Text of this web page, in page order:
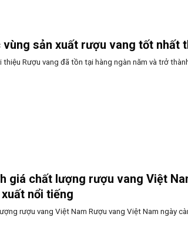
vùng sản xuất rượu vang tốt nhất
thiệu Rượu vang đã tồn tại hàng ngàn năm và trở
giá chất lượng rượu vang Việt
nổi tiếng
rượu vang Việt Nam Rượu vang Việt Nam ngày